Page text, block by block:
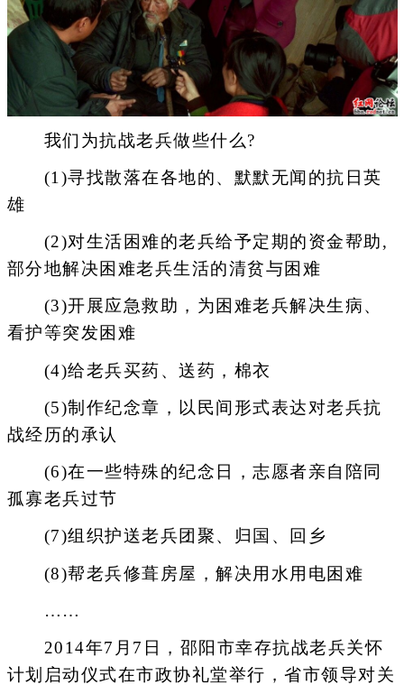
我们为抗战老兵做些什么?
(1)寻找散落在各地的、默默无闻的抗日英
雄
(2)对生活困难的老兵给予定期的资金帮助,
部分地解决困难老兵生活的清贫与困难
(3)开展应急救助，为困难老兵解决生病、
看护等突发困难
(4)给老兵买药、送药，棉衣
(5)制作纪念章，以民间形式表达对老兵抗
战经历的承认
(6)在一些特殊的纪念日，志愿者亲自陪同
孤寡老兵过节
(7)组织护送老兵团聚、归国、回乡
(8)帮老兵修葺房屋，解决用水用电困难
……
2014年7月7日，邵阳市幸存抗战老兵关怀
计划启动仪式在市政协礼堂举行，省市领导对关